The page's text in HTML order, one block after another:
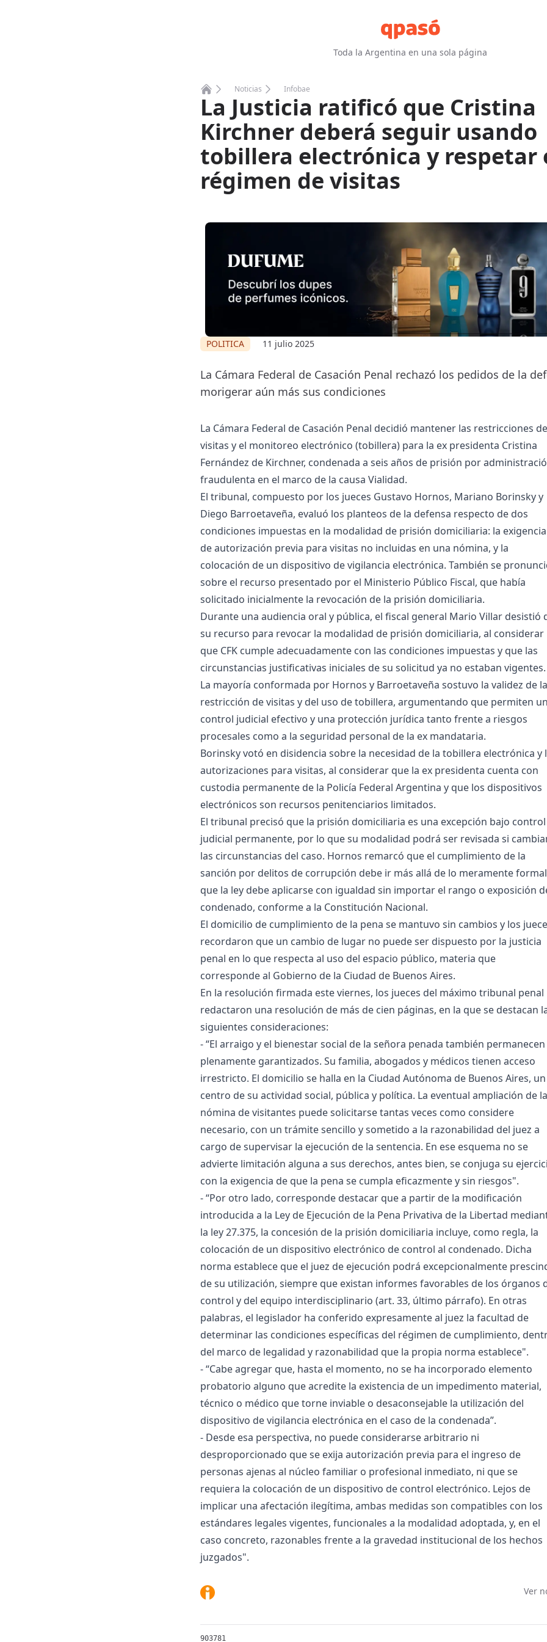
Toda la Argentina en una sola página
Home
Noticias Infobae
La Justicia ratificó que Cristina
Kirchner deberá seguir usando
tobillera electrónica y respetar
régimen de visitas
POLITICA 11 julio 2025
La Cámara Federal de Casación Penal rechazó los pedidos de la
morigerar aún más sus condiciones
La Cámara Federal de Casación Penal decidió mantener las restricciones de
visitas y el monitoreo electrónico (tobillera) para la ex presidenta Cristina
Fernández de Kirchner, condenada a seis años de prisión por
fraudulenta en el marco de la causa Vialidad.
El tribunal, compuesto por los jueces Gustavo Hornos, Mariano Borinsky y
Diego Barroetaveña, evaluó los planteos de la defensa respecto de dos
condiciones impuestas en la modalidad de prisión domiciliaria: la exigencia
de autorización previa para visitas no incluidas en una nómina, y la
colocación de un dispositivo de vigilancia electrónica. También se
sobre el recurso presentado por el Ministerio Público Fiscal, que había
solicitado inicialmente la revocación de la prisión domiciliaria.
Durante una audiencia oral y pública, el fiscal general Mario Villar desistió
su recurso para revocar la modalidad de prisión domiciliaria, al considerar
que CFK cumple adecuadamente con las condiciones impuestas y que las
circunstancias justificativas iniciales de su solicitud ya no estaban vigentes.
La mayoría conformada por Hornos y Barroetaveña sostuvo la validez de la
restricción de visitas y del uso de tobillera, argumentando que permiten un
control judicial efectivo y una protección jurídica tanto frente a riesgos
procesales como a la seguridad personal de la ex mandataria.
Borinsky votó en disidencia sobre la necesidad de la tobillera electrónica y
autorizaciones para visitas, al considerar que la ex presidenta cuenta con
custodia permanente de la Policía Federal Argentina y que los dispositivos
electrónicos son recursos penitenciarios limitados.
El tribunal precisó que la prisión domiciliaria es una excepción bajo control
judicial permanente, por lo que su modalidad podrá ser revisada si
las circunstancias del caso. Hornos remarcó que el cumplimiento de la
sanción por delitos de corrupción debe ir más allá de lo meramente
que la ley debe aplicarse con igualdad sin importar el rango o exposición
condenado, conforme a la Constitución Nacional.
El domicilio de cumplimiento de la pena se mantuvo sin cambios y los
recordaron que un cambio de lugar no puede ser dispuesto por la justicia
penal en lo que respecta al uso del espacio público, materia que
corresponde al Gobierno de la Ciudad de Buenos Aires.
En la resolución firmada este viernes, los jueces del máximo tribunal penal
redactaron una resolución de más de cien páginas, en la que se destacan
siguientes consideraciones:
- “El arraigo y el bienestar social de la señora penada también permanecen
plenamente garantizados. Su familia, abogados y médicos tienen acceso
irrestricto. El domicilio se halla en la Ciudad Autónoma de Buenos Aires, un
centro de su actividad social, pública y política. La eventual ampliación de la
nómina de visitantes puede solicitarse tantas veces como considere
necesario, con un trámite sencillo y sometido a la razonabilidad del juez a
cargo de supervisar la ejecución de la sentencia. En ese esquema no se
advierte limitación alguna a sus derechos, antes bien, se conjuga su
con la exigencia de que la pena se cumpla eficazmente y sin riesgos".
- “Por otro lado, corresponde destacar que a partir de la modificación
introducida a la Ley de Ejecución de la Pena Privativa de la Libertad
la ley 27.375, la concesión de la prisión domiciliaria incluye, como regla, la
colocación de un dispositivo electrónico de control al condenado. Dicha
norma establece que el juez de ejecución podrá excepcionalmente
de su utilización, siempre que existan informes favorables de los órganos
control y del equipo interdisciplinario (art. 33, último párrafo). En otras
palabras, el legislador ha conferido expresamente al juez la facultad de
determinar las condiciones específicas del régimen de cumplimiento,
del marco de legalidad y razonabilidad que la propia norma establece".
- “Cabe agregar que, hasta el momento, no se ha incorporado elemento
probatorio alguno que acredite la existencia de un impedimento material,
técnico o médico que torne inviable o desaconsejable la utilización del
dispositivo de vigilancia electrónica en el caso de la condenada”.
- Desde esa perspectiva, no puede considerarse arbitrario ni
desproporcionado que se exija autorización previa para el ingreso de
personas ajenas al núcleo familiar o profesional inmediato, ni que se
requiera la colocación de un dispositivo de control electrónico. Lejos de
implicar una afectación ilegítima, ambas medidas son compatibles con los
estándares legales vigentes, funcionales a la modalidad adoptada, y, en el
caso concreto, razonables frente a la gravedad institucional de los hechos
juzgados".
Ver
903781